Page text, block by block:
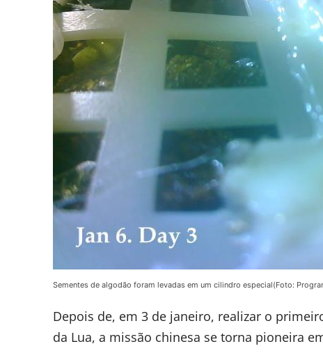
Sementes de algodão foram levadas em um cilindro especial(Foto:
Depois de, em 3 de janeiro, realizar o
da Lua, a missão chinesa se torna pioneira